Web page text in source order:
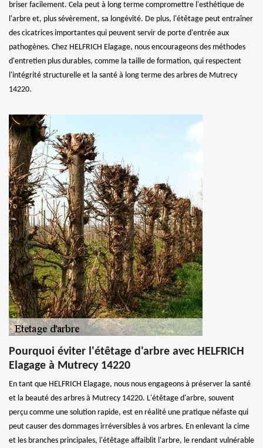
briser facilement. Cela peut à long terme compromettre l'esthétique de
l'arbre et, plus sévèrement, sa longévité. De plus, l'étêtage peut entraîner
des cicatrices importantes qui peuvent servir de porte d'entrée aux
pathogènes. Chez HELFRICH Elagage, nous encourageons des méthodes
d'entretien plus durables, comme la taille de formation, qui respectent
l'intégrité structurelle et la santé à long terme des arbres de Mutrecy
14220.
Pourquoi éviter l'étêtage d'arbre avec HELFRICH
Elagage à Mutrecy 14220
En tant que HELFRICH Elagage, nous nous engageons à préserver la santé
et la beauté des arbres à Mutrecy 14220. L'étêtage d'arbre, souvent
perçu comme une solution rapide, est en réalité une pratique néfaste qui
peut causer des dommages irréversibles à vos arbres. En enlevant la cime
et les branches principales, l'étêtage affaiblit l'arbre, le rendant vulnérable